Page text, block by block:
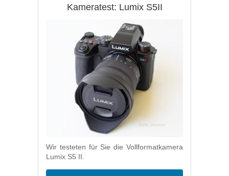
Kameratest: Lumix S5II
Wir testeten für Sie die Vollformatkamera
Lumix S5 II.